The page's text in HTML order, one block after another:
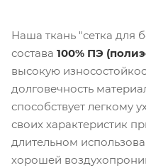
Наша ткань "сетка для
состава 100% ПЭ
высокую
долговечность
способствует легкому
своих характеристик
длительном
хорошей